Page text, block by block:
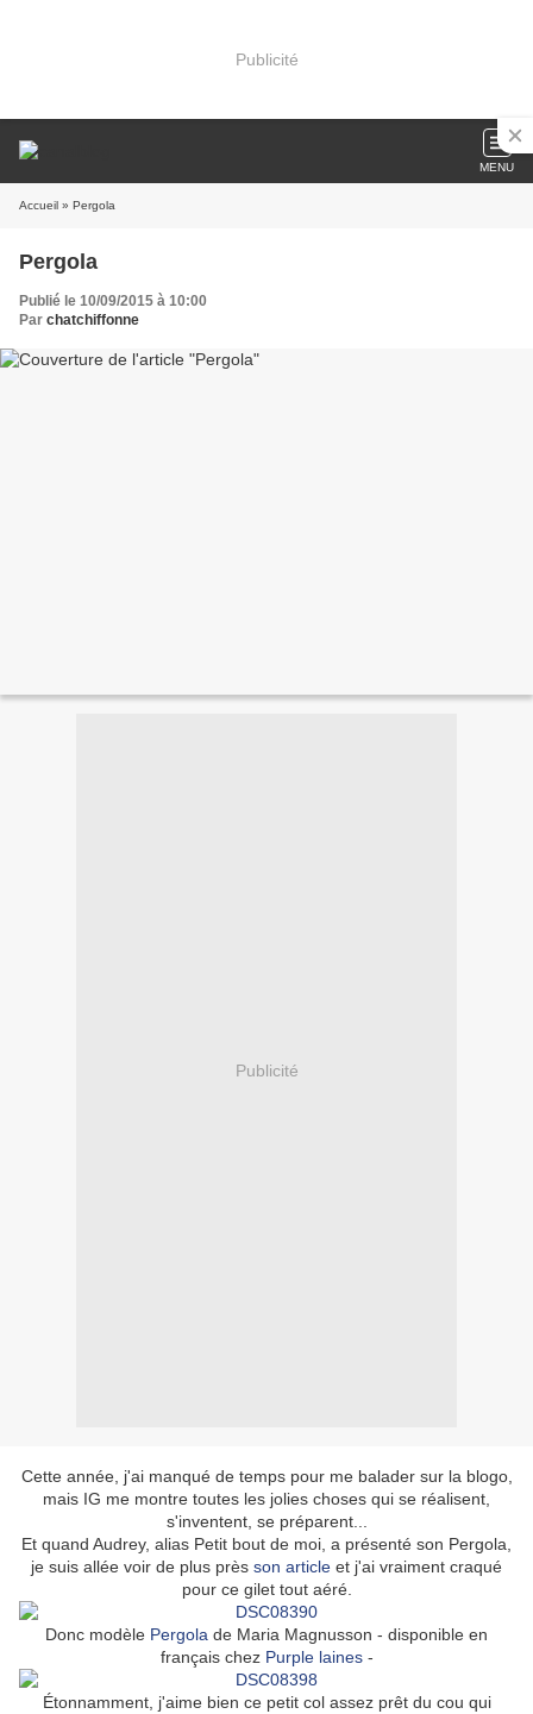
Publicité
MENU
Accueil » Pergola
Pergola
Publié le 10/09/2015 à 10:00
Par chatchiffonne
Publicité
Cette année, j'ai manqué de temps pour me balader sur la blogo,
mais IG me montre toutes les jolies choses qui se réalisent,
s'inventent, se préparent...
Et quand Audrey, alias Petit bout de moi, a présenté son Pergola,
je suis allée voir de plus près son article et j'ai vraiment craqué
pour ce gilet tout aéré.
Donc modèle Pergola de Maria Magnusson - disponible en
français chez Purple laines-
Étonnamment, j'aime bien ce petit col assez prêt du cou qui